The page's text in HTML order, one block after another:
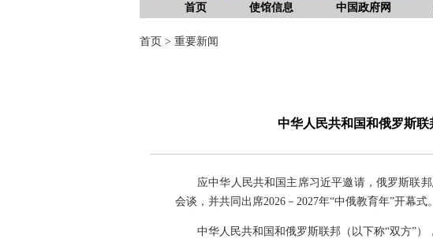
首页 使馆信息 中国政府网
首页 > 重要新闻
中华人民共和国和俄罗斯
应中华人民共和国主席习近平邀请，俄罗斯联
会谈，并共同出席2026－2027年“中俄教育年”开幕
中华人民共和国和俄罗斯联邦（以下称“双方”）